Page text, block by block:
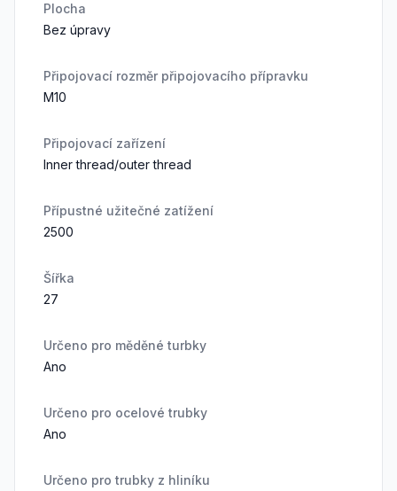
Plocha
Bez úpravy
Připojovací rozměr připojovacího přípravku
M10
Připojovací zařízení
Inner thread/outer thread
Přípustné užitečné zatížení
2500
Šířka
27
Určeno pro měděné turbky
Ano
Určeno pro ocelové trubky
Ano
Určeno pro trubky z hliníku